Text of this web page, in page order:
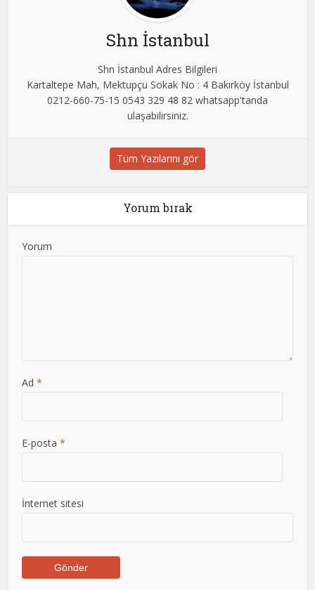
Shn İstanbul
Shn İstanbul Adres Bilgileri
Kartaltepe Mah, Mektupçu Sokak No : 4 Bakırköy İstanbul
0212-660-75-15 0543 329 48 82 whatsapp'tanda
ulaşabilirsiniz.
Tüm Yazılarını gör
Yorum bırak
Yorum
Ad*
E-posta*
İnternet sitesi